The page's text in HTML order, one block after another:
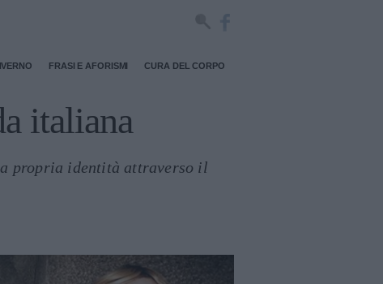
FRASI E AFORISMI CURA DEL CORPO
italiana
propria identità attraverso il